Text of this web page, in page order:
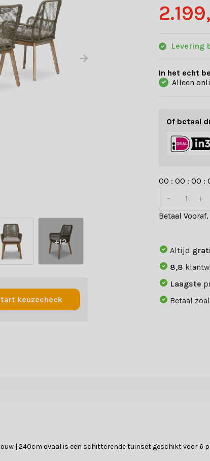
+12
keuzecheck
Levering
In het echt
Alleen
Of betaal
00 :00 :00 :
+
-
Betaal
Altijd
8,8
Laagste
Betaal
| 240cm ovaal is een schitterende tuinset geschikt voor 6